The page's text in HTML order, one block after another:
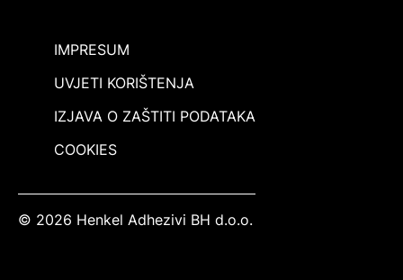
IMPRESUM
UVJETI KORIŠTENJA
IZJAVA O ZAŠTITI PODATAKA
COOKIES
© 2026 Henkel Adhezivi BH d.o.o.